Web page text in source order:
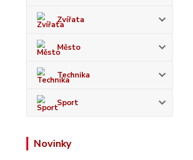
Zvířata
Město
Technika
Sport
Novinky